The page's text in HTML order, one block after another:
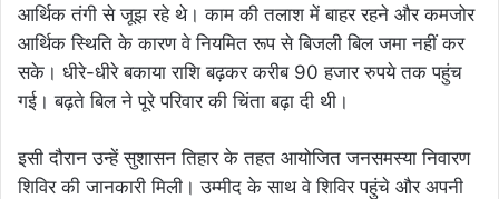
आर्थिक तंगी से जूझ रहे थे। काम की तलाश में बाहर रहने और कमजोर
आर्थिक स्थिति के कारण वे नियमित रूप से बिजली बिल जमा नहीं कर
सके। धीरे-धीरे बकाया राशि बढ़कर करीब 90 हजार रुपये तक पहुंच
गई। बढ़ते बिल ने पूरे परिवार की चिंता बढ़ा दी थी।
इसी दौरान उन्हें सुशासन तिहार के तहत आयोजित जनसमस्या निवारण
शिविर की जानकारी मिली। उम्मीद के साथ वे शिविर पहुंचे और अपनी